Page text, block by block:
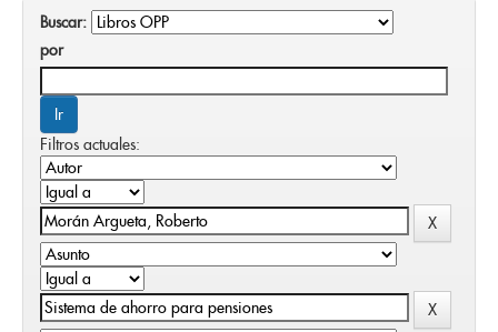
Buscar:
por
Filtros actuales: